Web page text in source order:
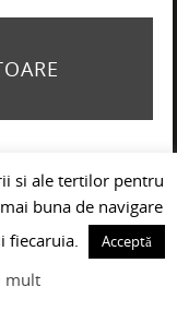
IASI
si ale tertilor pentru
buna de navigare
fiecaruia.
Acceptă
mult